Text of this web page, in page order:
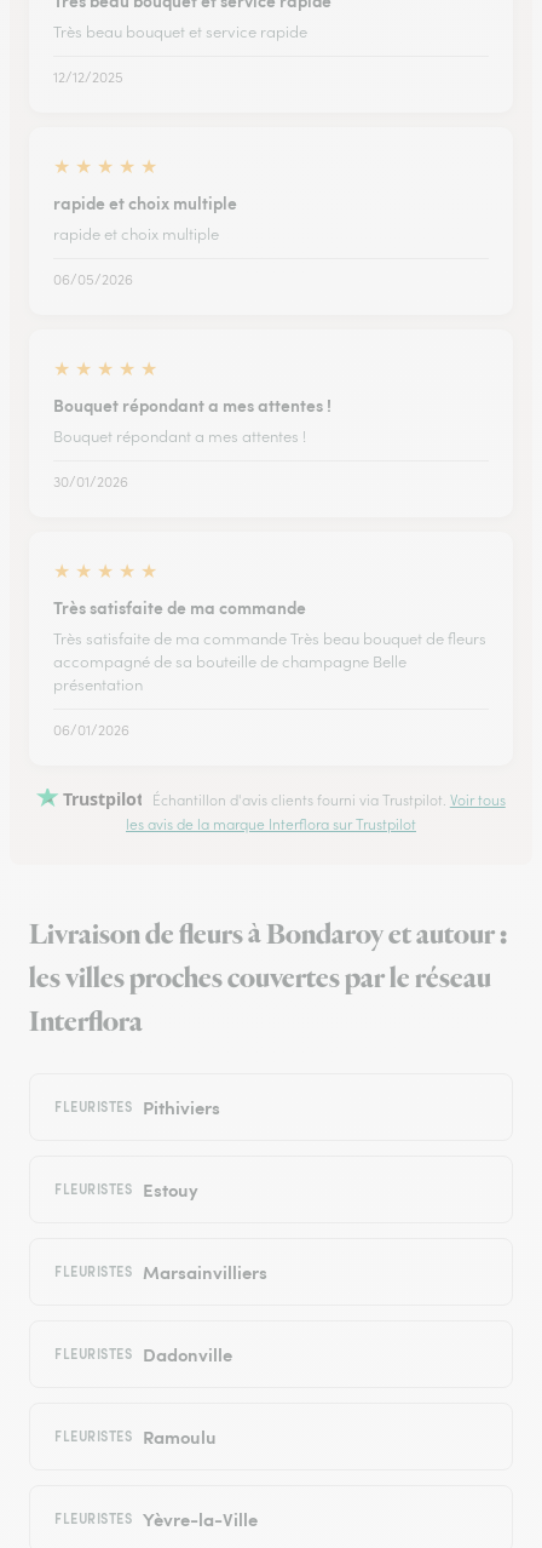
Très beau bouquet et service rapide
12/12/2025
★ ★ ★ ★ ★
rapide et choix multiple
rapide et choix multiple
06/05/2026
★ ★ ★ ★ ★
Bouquet répondant a mes attentes !
Bouquet répondant a mes attentes !
30/01/2026
★ ★ ★ ★ ★
Très satisfaite de ma commande
Très satisfaite de ma commande Très beau bouquet de fleurs
accompagné de sa bouteille de champagne Belle
présentation
06/01/2026
Trustpilot Échantillon d'avis clients fourni via Trustpilot. Voir tous
les avis de la marque Interflora sur Trustpilot
Livraison de fleurs à Bondaroy et autour :
les villes proches couvertes par le réseau
Interflora
FLEURISTES Pithiviers
FLEURISTES Estouy
FLEURISTES Marsainvilliers
FLEURISTES Dadonville
FLEURISTES Ramoulu
FLEURISTES Yèvre-la-Ville